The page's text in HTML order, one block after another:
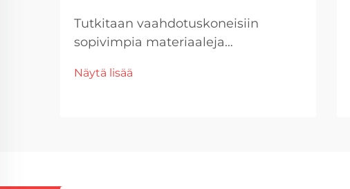
Tutkitaan vaahdotuskoneisiin
sopivimpia materiaaleja
kanssa käytettävien materiaalien
Näytä lisää